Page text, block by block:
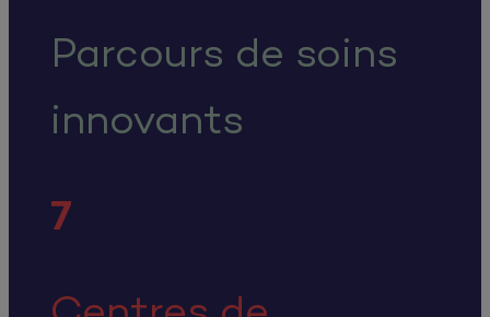
Parcours de soins
innovants
7